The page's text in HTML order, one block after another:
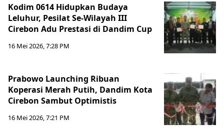
Kodim 0614 Hidupkan Budaya
Leluhur, Pesilat Se-Wilayah III
Cirebon Adu Prestasi di Dandim Cup
16 Mei 2026, 7:28 PM
Prabowo Launching Ribuan
Koperasi Merah Putih, Dandim Kota
Cirebon Sambut Optimistis
16 Mei 2026, 7:21 PM